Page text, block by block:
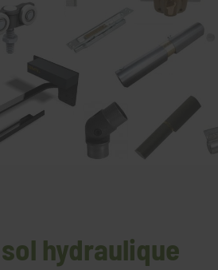
hydraulique